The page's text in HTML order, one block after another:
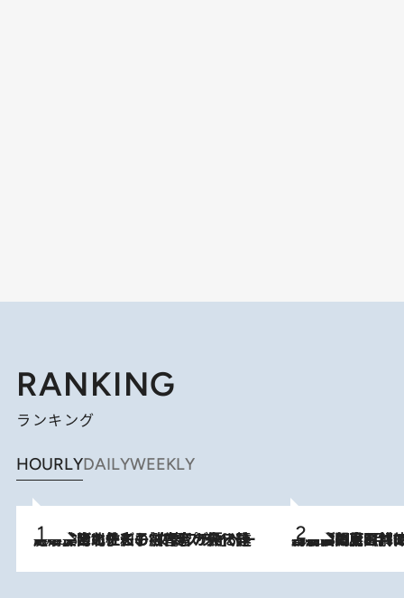
RANKING
ランキング
HOURLYDAILYWEEKLY
2026.8.3
《「文士の子ども被害者の会」発足！》阿川佐和子（72）が語る遠藤周作に北杜夫、劇作家・矢代静一の子どもたちの“文豪プライベート事件簿” 2026.8.8
「最後に見られてよかった」上野動物園の東園パンダ舎が解体前に特別公開。8月16日まで延長されたパネル展と共に辿る“半世紀”のパンダ飼育《解体工事の図面あり》